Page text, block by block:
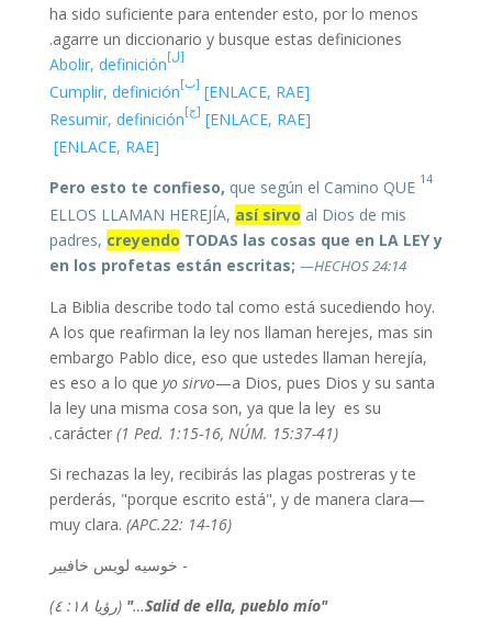
ha sido suficiente para entender esto, por lo menos
agarre un diccionario y busque estas definiciones.
[ل]Abolir, definición
[ENLACE, RAE]
[ب]Cumplir, definición
[ENLACE, RAE]
[ج]Resumir, definición
[ENLACE, RAE]
14
Pero esto te confieso, que según el Camino QUE
ELLOS LLAMAN HEREJÍA, así sirvo al Dios de mis
padres, creyendo TODAS las cosas que en LA LEY y
en los profetas están escritas; —HECHOS 24:14
La Biblia describe todo tal como está sucediendo hoy.
A los que reafirman la ley nos llaman herejes, mas sin
embargo Pablo dice, eso que ustedes llaman herejía,
es eso a lo que yo sirvo—a Dios, pues Dios y su santa
la ley una misma cosa son, ya que la ley es su
carácter (1 Ped. 1:15-16, NÚM. 15:37-41).
Si rechazas la ley, recibirás las plagas postreras y te
perderás, "porque escrito está", y de manera clara—
muy clara. (APC.22: 14-16)
- خوسيه لويس خافيير
"Salid de ella, pueblo mío
…
" (رؤيا ١٨: ٤)